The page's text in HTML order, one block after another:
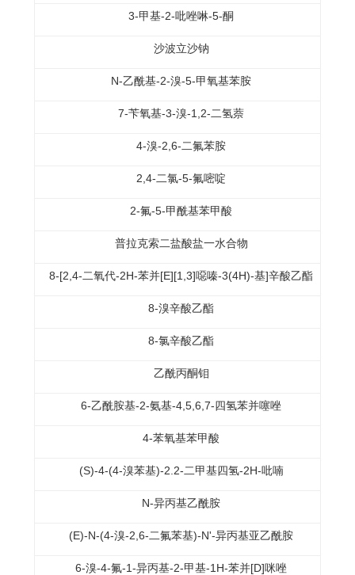
3-甲基-2-吡唑啉-5-酮
沙波立沙钠
N-乙酰基-2-溴-5-甲氧基苯胺
7-苄氧基-3-溴-1,2-二氢萘
4-溴-2,6-二氟苯胺
2,4-二氯-5-氟嘧啶
2-氟-5-甲酰基苯甲酸
普拉克索二盐酸盐一水合物
8-[2,4-二氧代-2H-苯并[E][1,3]噁嗪-3(4H)-基]辛酸乙酯
8-溴辛酸乙酯
8-氯辛酸乙酯
乙酰丙酮钼
6-乙酰胺基-2-氨基-4,5,6,7-四氢苯并噻唑
4-苯氧基苯甲酸
(S)-4-(4-溴苯基)-2.2-二甲基四氢-2H-吡喃
N-异丙基乙酰胺
(E)-N-(4-溴-2,6-二氟苯基)-N'-异丙基亚乙酰胺
6-溴-4-氟-1-异丙基-2-甲基-1H-苯并[D]咪唑